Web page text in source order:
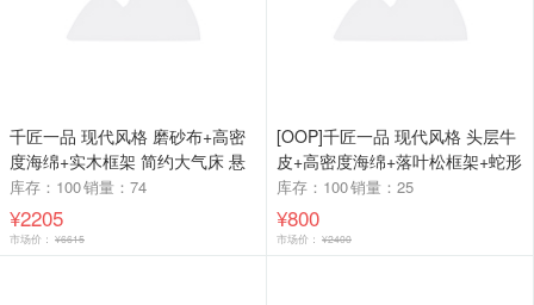
千匠一品 现代风格 磨砂布+高密
度海绵+实木框架 简约大气床 悬
浮床B41床-X
库存：100销量：74
¥2205
市场价： ¥6615
[OOP]千匠一品 现代风格 头层牛
皮+高密度海绵+落叶松框架+蛇形
弹簧+稳固铁架+品质电机 时尚大
气沙发QT-C9332-J
库存：100销量：25
¥800
市场价： ¥2400